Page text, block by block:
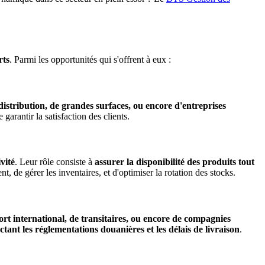
. Parmi les opportunités qui s'offrent à eux :
de grandes surfaces, ou encore d'entreprises
garantir la satisfaction des clients.
. Leur rôle consiste à assurer la disponibilité des produits tout
de gérer les inventaires, et d'optimiser la rotation des stocks.
international, de transitaires, ou encore de compagnies
les réglementations douanières et les délais de livraison.